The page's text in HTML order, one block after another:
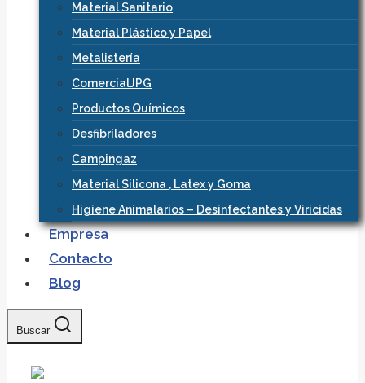
Material Sanitario
Material Plástico y Papel
Metalistería
ComercialJPG
Productos Químicos
Desfibriladores
Campingaz
Material Silicona , Latex y Goma
Higiene Animalarios – Desinfectantes y Viricidas
Empresa
Contacto
Blog
Buscar